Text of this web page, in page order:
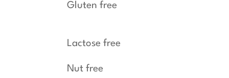
Gluten free
Lactose free
Nut free